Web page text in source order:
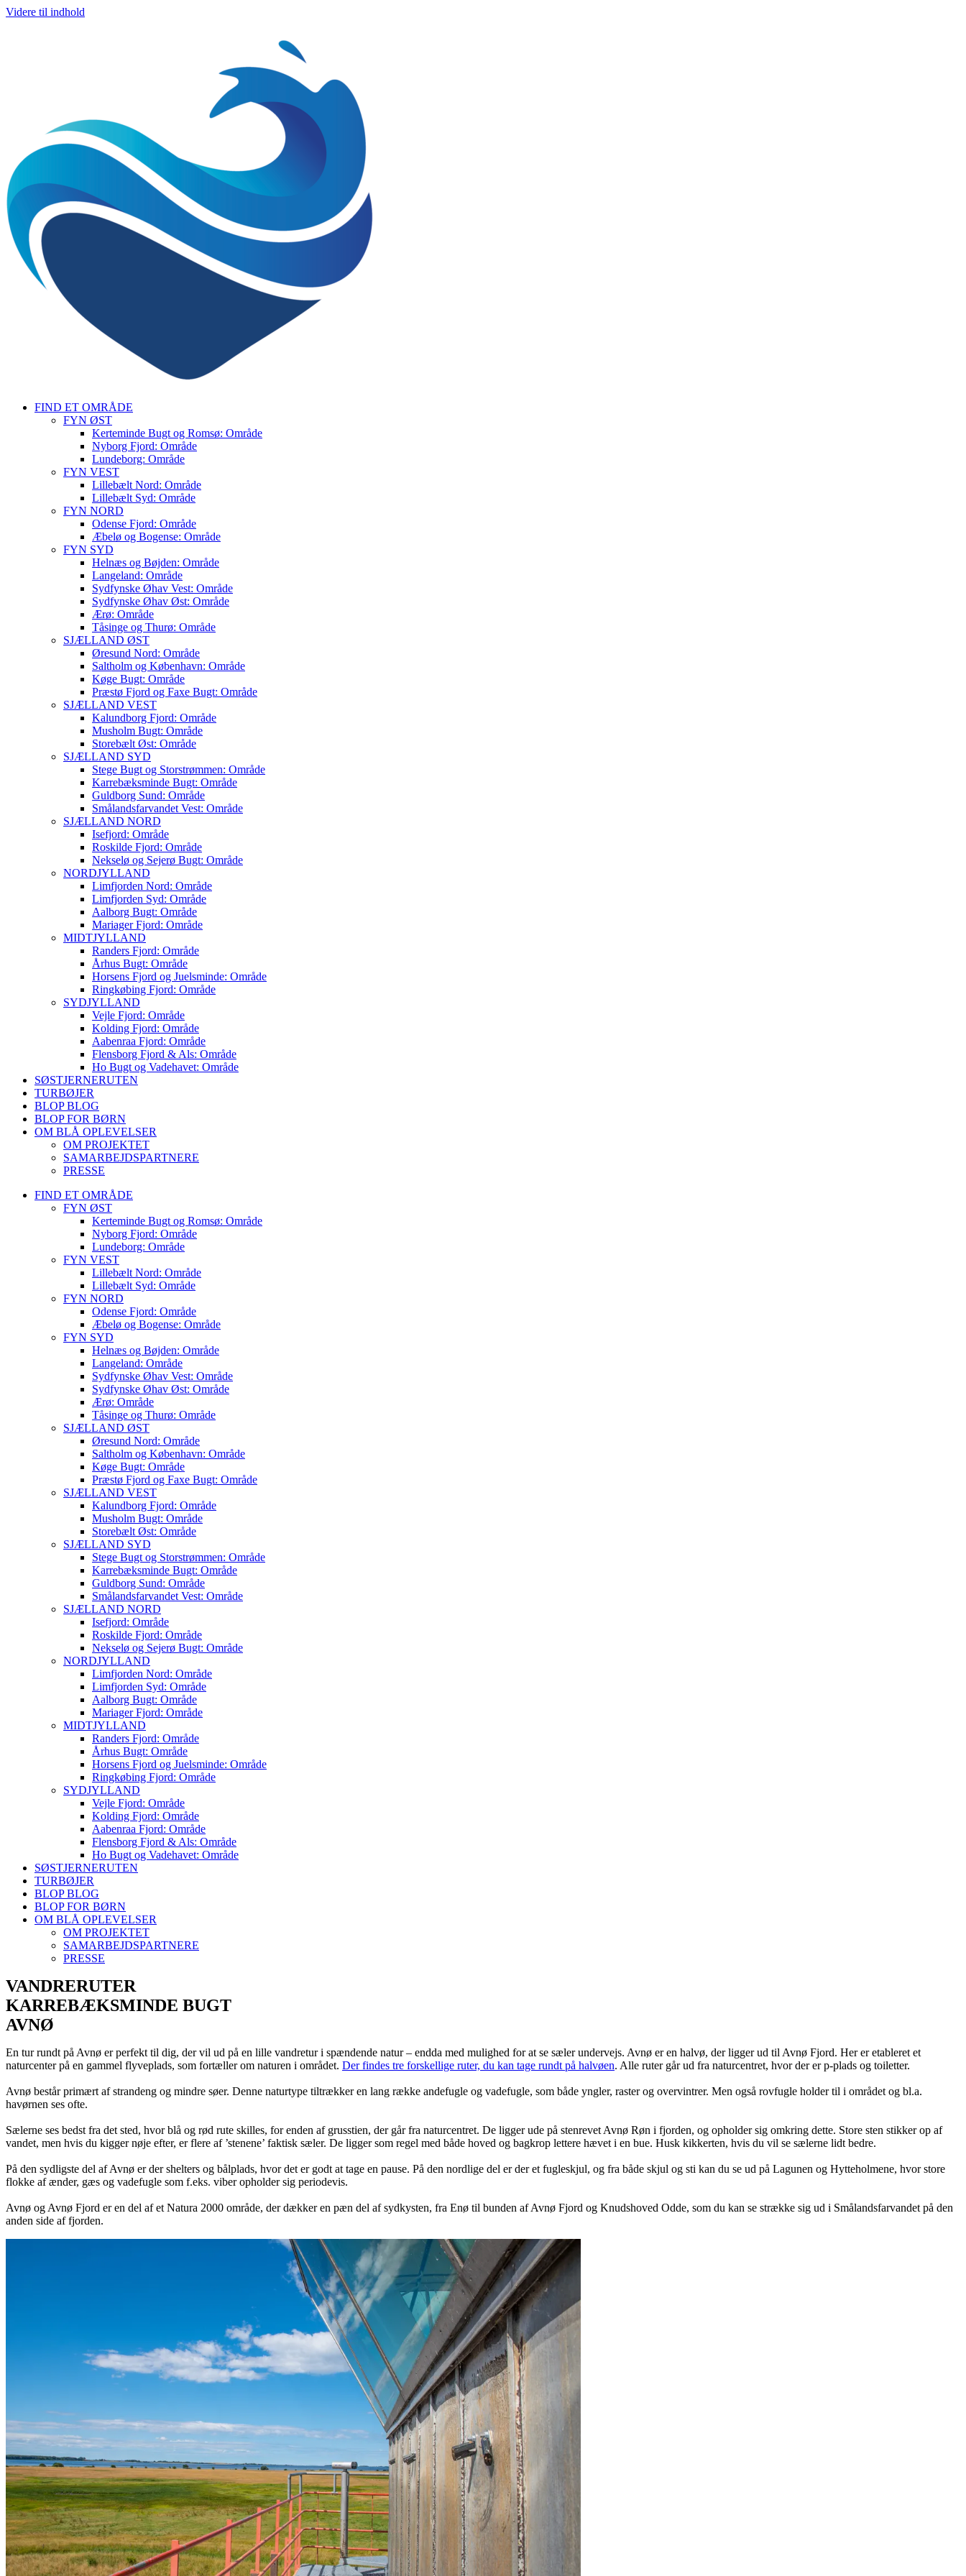
Videre til indhold
FIND ET OMRÅDE
FYN ØST
Kerteminde Bugt og Romsø: Område
Nyborg Fjord: Område
Lundeborg: Område
FYN VEST
Lillebælt Nord: Område
Lillebælt Syd: Område
FYN NORD
Odense Fjord: Område
Æbelø og Bogense: Område
FYN SYD
Helnæs og Bøjden: Område
Langeland: Område
Sydfynske Øhav Vest: Område
Sydfynske Øhav Øst: Område
Ærø: Område
Tåsinge og Thurø: Område
SJÆLLAND ØST
Øresund Nord: Område
Saltholm og København: Område
Køge Bugt: Område
Præstø Fjord og Faxe Bugt: Område
SJÆLLAND VEST
Kalundborg Fjord: Område
Musholm Bugt: Område
Storebælt Øst: Område
SJÆLLAND SYD
Stege Bugt og Storstrømmen: Område
Karrebæksminde Bugt: Område
Guldborg Sund: Område
Smålandsfarvandet Vest: Område
SJÆLLAND NORD
Isefjord: Område
Roskilde Fjord: Område
Nekselø og Sejerø Bugt: Område
NORDJYLLAND
Limfjorden Nord: Område
Limfjorden Syd: Område
Aalborg Bugt: Område
Mariager Fjord: Område
MIDTJYLLAND
Randers Fjord: Område
Århus Bugt: Område
Horsens Fjord og Juelsminde: Område
Ringkøbing Fjord: Område
SYDJYLLAND
Vejle Fjord: Område
Kolding Fjord: Område
Aabenraa Fjord: Område
Flensborg Fjord & Als: Område
Ho Bugt og Vadehavet: Område
SØSTJERNERUTEN
TURBØJER
BLOP BLOG
BLOP FOR BØRN
OM BLÅ OPLEVELSER
OM PROJEKTET
SAMARBEJDSPARTNERE
PRESSE
FIND ET OMRÅDE
FYN ØST
Kerteminde Bugt og Romsø: Område
Nyborg Fjord: Område
Lundeborg: Område
FYN VEST
Lillebælt Nord: Område
Lillebælt Syd: Område
FYN NORD
Odense Fjord: Område
Æbelø og Bogense: Område
FYN SYD
Helnæs og Bøjden: Område
Langeland: Område
Sydfynske Øhav Vest: Område
Sydfynske Øhav Øst: Område
Ærø: Område
Tåsinge og Thurø: Område
SJÆLLAND ØST
Øresund Nord: Område
Saltholm og København: Område
Køge Bugt: Område
Præstø Fjord og Faxe Bugt: Område
SJÆLLAND VEST
Kalundborg Fjord: Område
Musholm Bugt: Område
Storebælt Øst: Område
SJÆLLAND SYD
Stege Bugt og Storstrømmen: Område
Karrebæksminde Bugt: Område
Guldborg Sund: Område
Smålandsfarvandet Vest: Område
SJÆLLAND NORD
Isefjord: Område
Roskilde Fjord: Område
Nekselø og Sejerø Bugt: Område
NORDJYLLAND
Limfjorden Nord: Område
Limfjorden Syd: Område
Aalborg Bugt: Område
Mariager Fjord: Område
MIDTJYLLAND
Randers Fjord: Område
Århus Bugt: Område
Horsens Fjord og Juelsminde: Område
Ringkøbing Fjord: Område
SYDJYLLAND
Vejle Fjord: Område
Kolding Fjord: Område
Aabenraa Fjord: Område
Flensborg Fjord & Als: Område
Ho Bugt og Vadehavet: Område
SØSTJERNERUTEN
TURBØJER
BLOP BLOG
BLOP FOR BØRN
OM BLÅ OPLEVELSER
OM PROJEKTET
SAMARBEJDSPARTNERE
PRESSE
VANDRERUTER
KARREBÆKSMINDE BUGT
AVNØ
En tur rundt på Avnø er perfekt til dig, der vil ud på en lille vandretur i spændende natur – endda med mulighed for at se sæler undervejs. Avnø er en halvø, der ligger ud til Avnø Fjord. Her er etableret et
naturcenter på en gammel flyveplads, som fortæller om naturen i området. Der findes tre forskellige ruter, du kan tage rundt på halvøen. Alle ruter går ud fra naturcentret, hvor der er p-plads og toiletter.
Avnø består primært af strandeng og mindre søer. Denne naturtype tiltrækker en lang række andefugle og vadefugle, som både yngler, raster og overvintrer. Men også rovfugle holder til i området og bl.a.
havørnen ses ofte.
Sælerne ses bedst fra det sted, hvor blå og rød rute skilles, for enden af grusstien, der går fra naturcentret. De ligger ude på stenrevet Avnø Røn i fjorden, og opholder sig omkring dette. Store sten stikker op af
vandet, men hvis du kigger nøje efter, er flere af ’stenene’ faktisk sæler. De ligger som regel med både hoved og bagkrop lettere hævet i en bue. Husk kikkerten, hvis du vil se sælerne lidt bedre.
På den sydligste del af Avnø er der shelters og bålplads, hvor det er godt at tage en pause. På den nordlige del er der et fugleskjul, og fra både skjul og sti kan du se ud på Lagunen og Hytteholmene, hvor store
flokke af ænder, gæs og vadefugle som f.eks. viber opholder sig periodevis.
Avnø og Avnø Fjord er en del af et Natura 2000 område, der dækker en pæn del af sydkysten, fra Enø til bunden af Avnø Fjord og Knudshoved Odde, som du kan se strække sig ud i Smålandsfarvandet på den
anden side af fjorden.